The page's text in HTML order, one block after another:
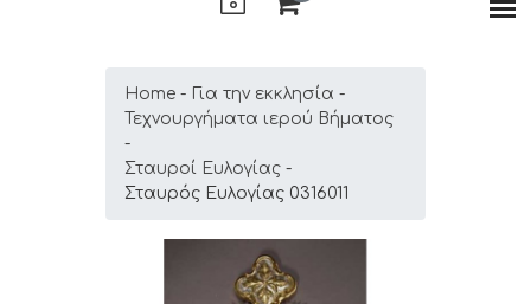
Home
Για την εκκλησία
Τεχνουργήματα ιερού Βήματος
Σταυροί Ευλογίας
Σταυρός Ευλογίας 0316011